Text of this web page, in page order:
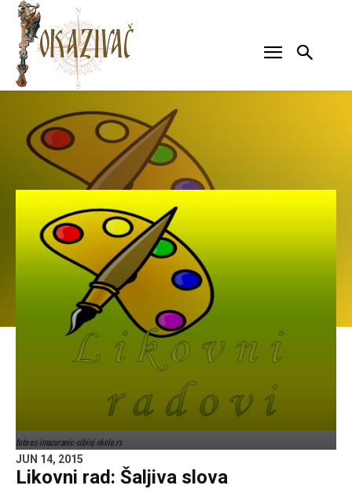
foto:os-imazuranic-sibinj-skole.rs
JUN 14, 2015
Likovni rad: Šaljiva slova